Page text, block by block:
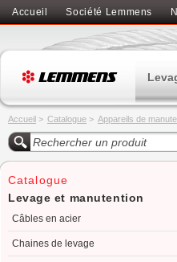
Accueil Société Lemmens
Accueil > Catalogue > Appareils de
Catalogue
Levage et manutention
Câbles en acier
Chaines de levage